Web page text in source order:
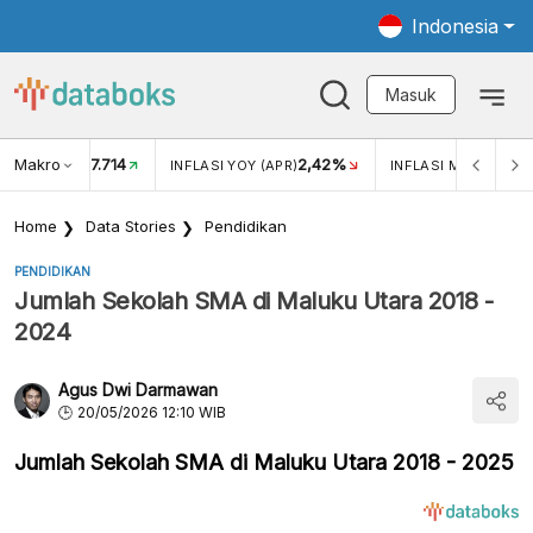
Indonesia
Masuk
Makro
USD/IDR 17.714 INFLASI YOY (APR)2,42% INFLASI MOM (APR)
Home Data Stories Pendidikan
PENDIDIKAN
Jumlah Sekolah SMA di Maluku Utara 2018 -
2024
Agus Dwi Darmawan
20/05/2026 12:10 WIB
Jumlah Sekolah SMA di Maluku Utara 2018 - 2025